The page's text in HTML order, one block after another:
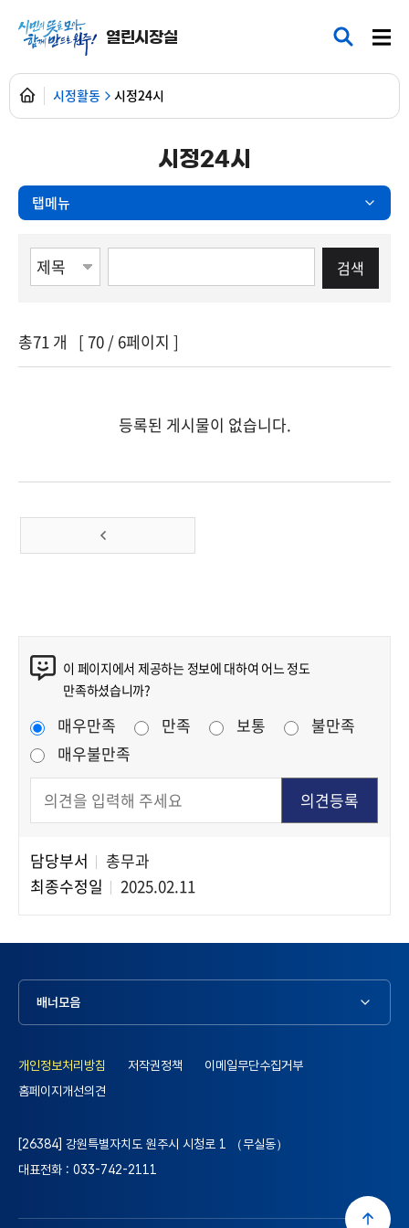
열린시장실
시정활동 시정24시
시정24시
탭메뉴
총71 개 [70 / 6페이지 ]
등록된 게시물이 없습니다.
이전 페이지
이 페이지에서 제공하는 정보에 대하여 어느 정도
만족하셨습니까?
매우만족 만족 보통
불만족
매우불만족
담당부서
총무과
최종수정일
2025.02.11
배너모음
개인정보처리방침 저작권정책
이메일무단수집거부
홈페이지개선의견
[26384] 강원특별자치도 원주시 시청로 1 （무실동）
대표전화 : 033-742-2111